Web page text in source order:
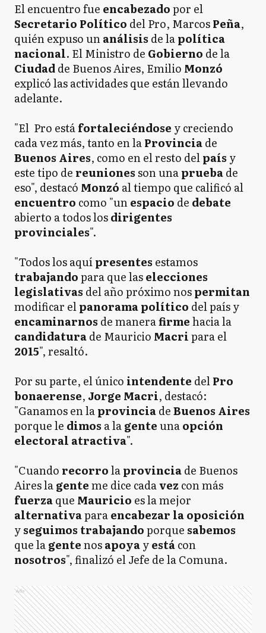
El encuentro fue encabezadopor el
Secretario Político del Pro, MarcosPeña,
quién expuso unanálisis de lapolítica
nacional. El Ministro de Gobierno de la
Ciudadde Buenos Aires, Emilio Monzó
explicó las actividades que están llevando
adelante.
"El Pro estáfortaleciéndose y creciendo
cada vez más, tanto en laProvinciade
Buenos Aires, como en el resto delpaís y
este tipo de reunionesson unapruebade
eso", destacó Monzó al tiempo que calificó al
encuentro como "unespacio de debate
abierto a todos losdirigentes
provinciales".
"Todos los aquípresentes estamos
trabajandopara que laselecciones
legislativas del año próximo nospermitan
modificar elpanorama político del país y
encaminarnos de manerafirmehacia la
candidaturade Mauricio Macripara el
2015", resaltó.
Por su parte, el único intendente delPro
bonaerense, Jorge Macri, destacó:
"Ganamos en laprovinciadeBuenos Aires
porque le dimos a lagenteunaopción
electoral atractiva".
"Cuando recorrolaprovinciade Buenos
Aires lagenteme dice cadavez con más
fuerzaque Mauricio es la mejor
alternativaparaencabezar la oposición
yseguimos trabajandoporque sabemos
que lagentenosapoyayestácon
nosotros", finalizó el Jefe de la Comuna.
Ads